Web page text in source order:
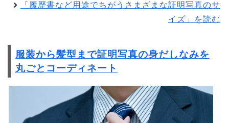
「履歴書など用途でちがうさまざまな証明写真のサ
イズ」を読む
服装から髪型まで証明写真の身だしなみを
丸ごとコーディネート